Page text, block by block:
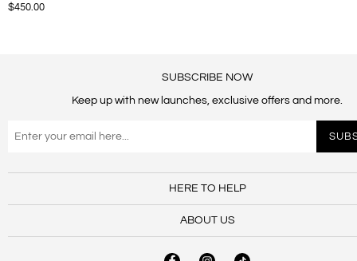
$450.00
SUBSCRIBE NOW
Keep up with new launches, exclusive offers and more.
HERE TO HELP
ABOUT US